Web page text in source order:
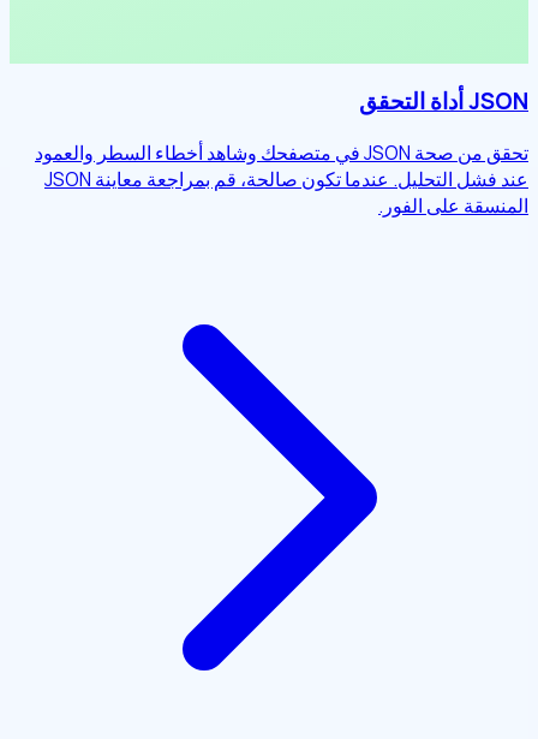
JSON أداة التحقق
تحقق من صحة JSON في متصفحك وشاهد أخطاء السطر والعمود
عند فشل التحليل. عندما تكون صالحة، قم بمراجعة معاينة JSON
المنسقة على الفور.